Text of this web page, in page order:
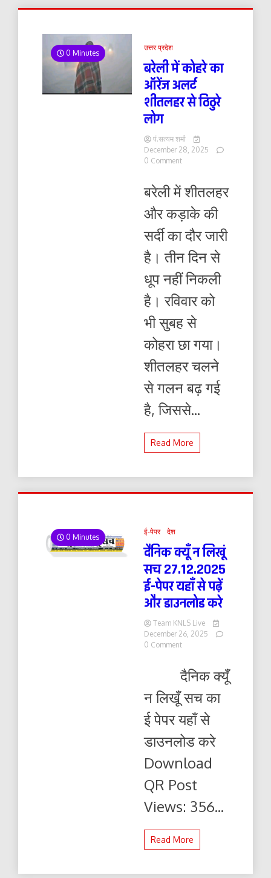
0 Minutes
उत्तर प्रदेश
बरेली में कोहरे का
ऑरेंज अलर्ट
शीतलहर से ठिठुरे
लोग
पं.सत्यम शर्मा
December 28, 2025
0 Commenton
कोहरे
ऑरेंज
अलर्ट
शीतलहर
ठिठुरे
बरेली में शीतलहर
और कड़ाके की
सर्दी का दौर जारी
है। तीन दिन से
धूप नहीं निकली
है। रविवार को
भी सुबह से
कोहरा छा गया।
शीतलहर चलने
से गलन बढ़ गई
है, जिससे...
Read More
0 Minutes
ई-पेपर देश
दैनिक क्यूँ न लिखूं
सच 27.12.2025
ई-पेपर यहाँ से पढ़ें
और डाउनलोड करे
Team KNLS Live
December 26, 2025
0 Commenton
क्यूँ
न
सच
27.12.2025
ई-
पेपर
यहाँ
पढ़ें
डाउनलोड
दैनिक क्यूँ
न लिखूँ सच का
ई पेपर यहाँ से
डाउनलोड करे
Download
QR Post
Views: 356...
Read More